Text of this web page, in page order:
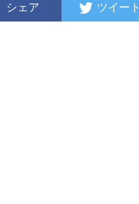
シェア ツイート